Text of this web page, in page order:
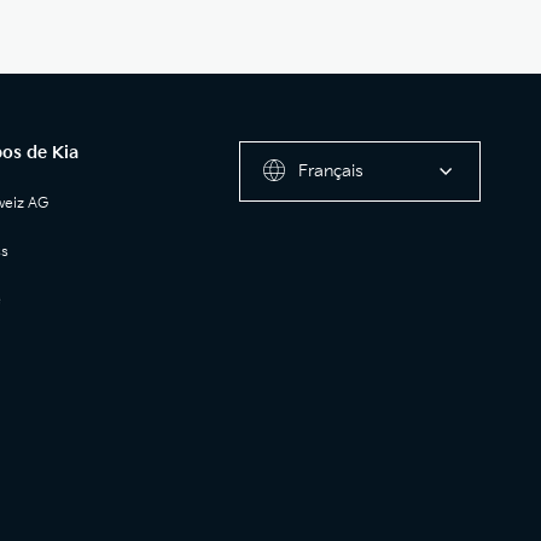
de Kia
AG
Français